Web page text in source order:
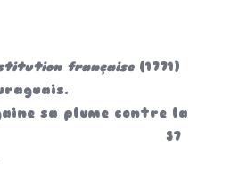
française(1771)
sa plume contre la
57